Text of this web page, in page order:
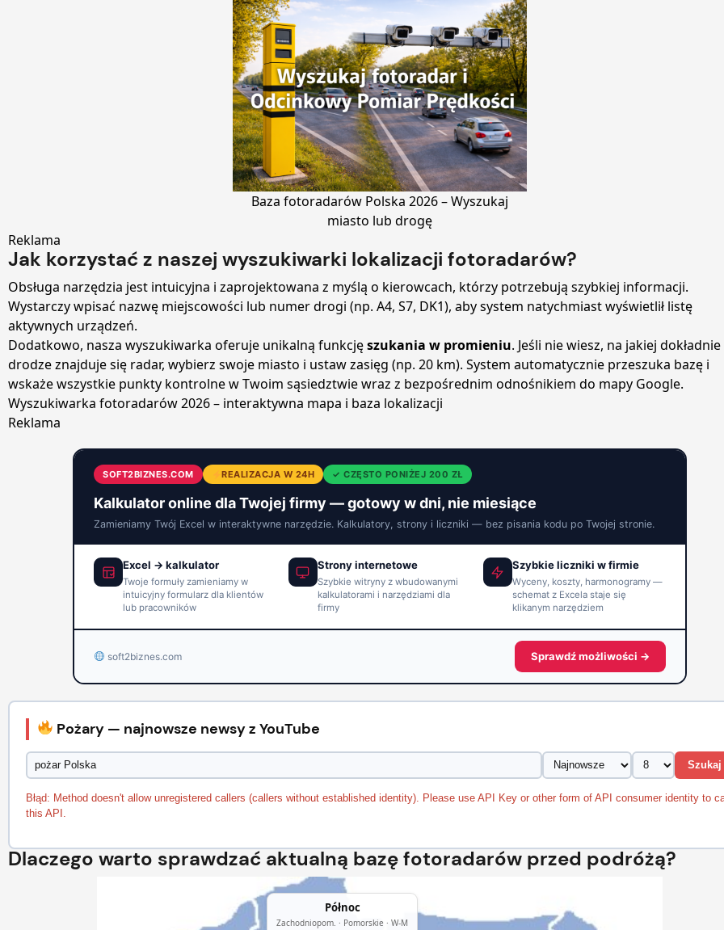
Baza fotoradarów Polska 2026 – Wyszukaj
miasto lub drogę
Reklama
Jak korzystać z naszej wyszukiwarki lokalizacji fotoradarów?
Obsługa narzędzia jest intuicyjna i zaprojektowana z myślą o kierowcach, którzy potrzebują szybkiej informacji.
Wystarczy wpisać nazwę miejscowości lub numer drogi (np. A4, S7, DK1), aby system natychmiast wyświetlił listę
aktywnych urządzeń.
Dodatkowo, nasza wyszukiwarka oferuje unikalną funkcjęszukania w promieniu. Jeśli nie wiesz, na jakiej dokładnie
drodze znajduje się radar, wybierz swoje miasto i ustaw zasięg (np. 20 km). System automatycznie przeszuka bazę i
wskaże wszystkie punkty kontrolne w Twoim sąsiedztwie wraz z bezpośrednim odnośnikiem do mapy Google.
Wyszukiwarka fotoradarów 2026 – interaktywna mapa i baza lokalizacji
Reklama
SOFT2BIZNES.COM REALIZACJA W 24H ✓ CZĘSTO PONIŻEJ 200 ZŁ
Kalkulator online dla Twojej firmy — gotowy w dni, nie miesiące
Zamieniamy Twój Excel w interaktywne narzędzie. Kalkulatory, strony i liczniki — bez pisania kodu po Twojej stronie.
Excel → kalkulator
Twoje formuły zamieniamy w
intuicyjny formularz dla klientów
lub pracowników
Strony internetowe
Szybkie witryny z wbudowanymi
kalkulatorami i narzędziami dla
firmy
Szybkie liczniki w firmie
Wyceny, koszty, harmonogramy —
schemat z Excela staje się
klikanym narzędziem
soft2biznes.com Sprawdź możliwości →
Pożary — najnowsze newsy z YouTube
Szukaj
Błąd: Method doesn't allow unregistered callers (callers without established identity). Please use API Key or other form of API consumer identity to
this API.
Dlaczego warto sprawdzać aktualną bazę fotoradarów przed podróżą?
Północ
Zachodniopom. · Pomorskie · W-M